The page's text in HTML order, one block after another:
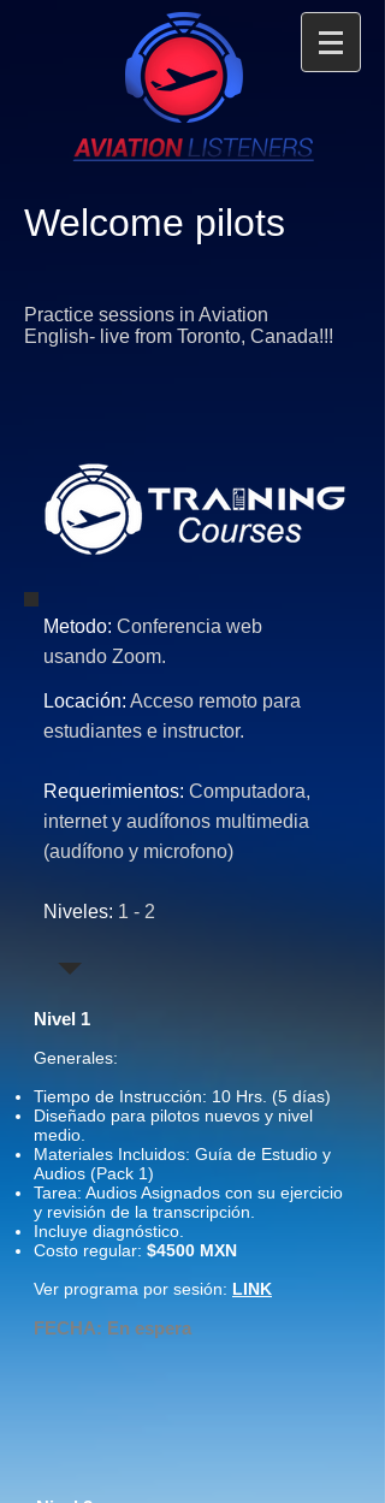
Welcome pilots
Practice sessions in Aviation
English- live from Toronto, Canada!!!
Metodo: Conferencia web
usando Zoom.
Locación: Acceso remoto para
estudiantes e instructor.
Requerimientos: Computadora,
internet y audífonos multimedia
(audífono y microfono)
Niveles: 1 - 2
Nivel 1
Generales:
Tiempo de Instrucción: 10 Hrs. (5 días)
Diseñado para pilotos nuevos y nivel
medio.
Materiales Incluidos: Guía de Estudio y
Audios (Pack 1)
Tarea: Audios Asignados con su ejercicio
y revisión de la transcripción.
Incluye diagnóstico.
Costo regular: $4500 MXN
Ver programa por sesión: LINK
FECHA: En espera